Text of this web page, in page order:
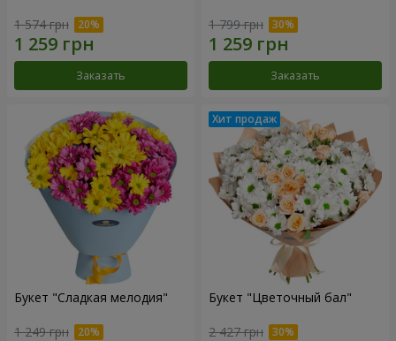
1 574 грн
Заказать
1 799 грн
Заказать
Букет "Сладкая мелодия"
1 249 грн
Букет "Цветочный бал"
2 427 грн